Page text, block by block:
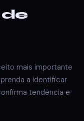
mais importante
a identificar
tendência e